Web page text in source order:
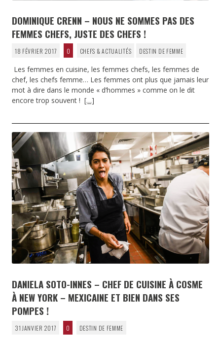
DOMINIQUE CRENN – NOUS NE SOMMES PAS DES
FEMMES CHEFS, JUSTE DES CHEFS !
18 FÉVRIER 2017 0 CHEFS & ACTUALITÉS DESTIN DE FEMME
Les femmes en cuisine, les femmes chefs, les femmes de
chef, les chefs femme… Les femmes ont plus que jamais leur
mot à dire dans le monde « d’hommes » comme on le dit
encore trop souvent ! […]
DANIELA SOTO-INNES – CHEF DE CUISINE À COSME
À NEW YORK – MEXICAINE ET BIEN DANS SES
POMPES !
31 JANVIER 2017 0 DESTIN DE FEMME